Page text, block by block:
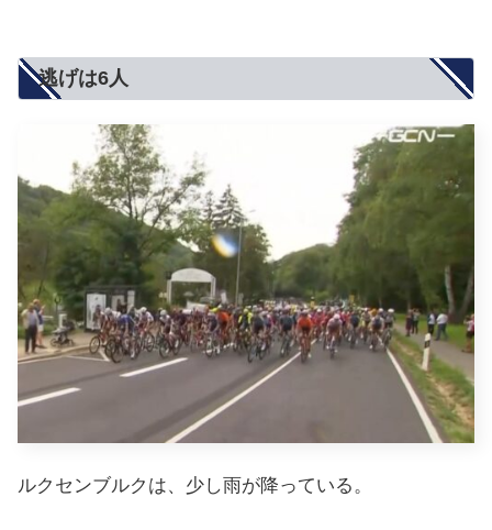
逃げは6人
ルクセンブルクは、少し雨が降っている。